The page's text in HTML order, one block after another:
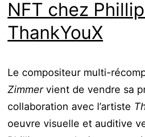
NFT chez
ThankYouX
Le compositeur multi-
Zimmervient de vendre sa
collaboration avec l’artiste
oeuvre visuelle et auditive